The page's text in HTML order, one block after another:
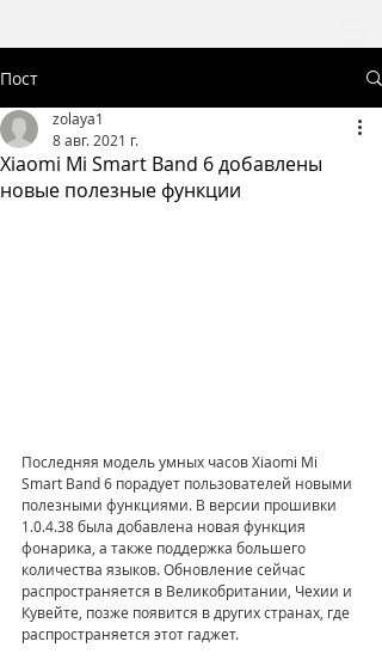
Пост
Xiaomi Mi Smart Band 6 добавлены
новые полезные функции
zolaya1
8 авг. 2021 г.
Последняя модель умных часов Xiaomi Mi
Smart Band 6 порадует пользователей новыми
полезными функциями. В версии прошивки
1.0.4.38 была добавлена ​​новая функция
фонарика, а также поддержка большего
количества языков. Обновление сейчас
распространяется в Великобритании, Чехии и
Кувейте, позже появится в других странах, где
распространяется этот гаджет.